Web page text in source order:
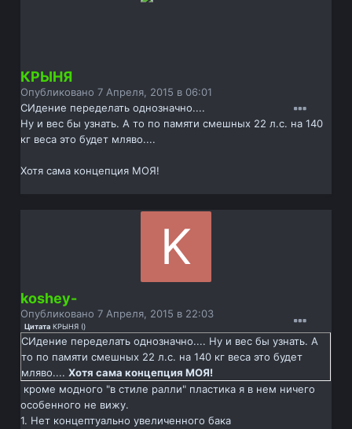
КРЫНЯ
Опубликовано7 Апреля, 2015 в 06:01
СИдение переделать однозначно....
Ну и вес бы узнать. А то по памяти смешных 22 л.с. на 140
кг веса это будет мляво....
Хотя сама концепция МОЯ!
koshey-
Опубликовано7 Апреля, 2015 в 22:03
Цитата КРЫНЯ ()
СИдение переделать однозначно.... Ну и вес бы узнать. А
то по памяти смешных 22 л.с. на 140 кг веса это будет
мляво....Хотя сама концепция МОЯ!
кроме модного "в стиле ралли" пластика я в нем ничего
особенного не вижу.
1. Нет концептуально увеличенного бака